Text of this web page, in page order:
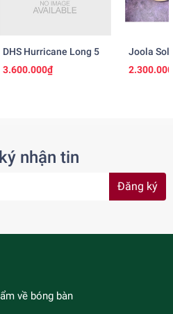
DHS Hurricane Long 5
3.600.000₫
Joola
nhận tin
Đăng ký
về bóng bàn